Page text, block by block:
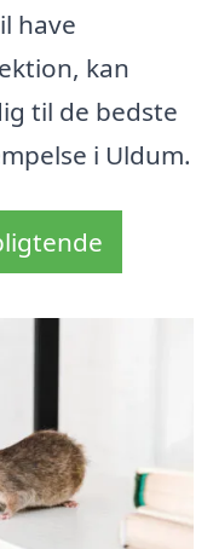
have
kan
til de bedste
i Uldum.